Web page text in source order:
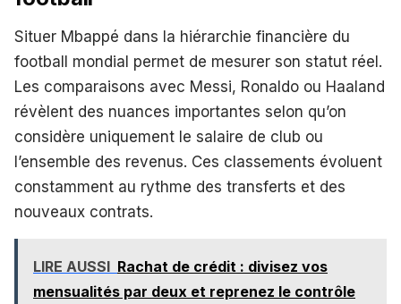
Situer Mbappé dans la hiérarchie financière du
football mondial permet de mesurer son statut réel.
Les comparaisons avec Messi, Ronaldo ou Haaland
révèlent des nuances importantes selon qu’on
considère uniquement le salaire de club ou
l’ensemble des revenus. Ces classements évoluent
constamment au rythme des transferts et des
nouveaux contrats.
LIRE AUSSI Rachat de crédit : divisez vos
mensualités par deux et reprenez le contrôle